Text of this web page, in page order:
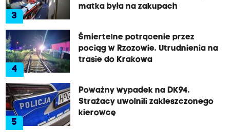
3
matka była na zakupach
4
Śmiertelne potrącenie przez
pociąg w Rzozowie. Utrudnienia na
trasie do Krakowa
5
Poważny wypadek na DK94.
Strażacy uwolnili zakleszczonego
kierowcę